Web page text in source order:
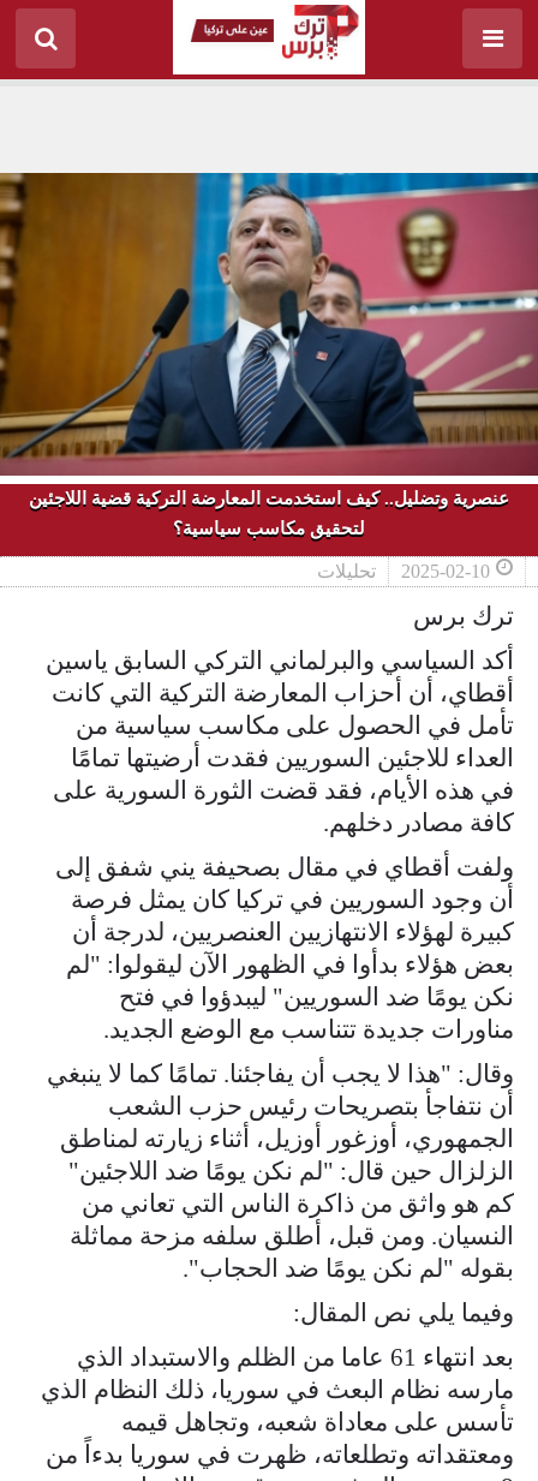
عنصرية وتضليل.. كيف استخدمت المعارضة التركية قضية اللاجئين
لتحقيق مكاسب سياسية؟
2025-02-10 تحليلات
ترك برس
أكد السياسي والبرلماني التركي السابق ياسين
أقطاي، أن أحزاب المعارضة التركية التي كانت
تأمل في الحصول على مكاسب سياسية من
العداء للاجئين السوريين فقدت أرضيتها تمامًا
في هذه الأيام، فقد قضت الثورة السورية على
كافة مصادر دخلهم.
ولفت أقطاي في مقال بصحيفة يني شفق إلى
أن وجود السوريين في تركيا كان يمثل فرصة
كبيرة لهؤلاء الانتهازيين العنصريين، لدرجة أن
بعض هؤلاء بدأوا في الظهور الآن ليقولوا: "لم
نكن يومًا ضد السوريين" ليبدؤوا في فتح
مناورات جديدة تتناسب مع الوضع الجديد.
وقال: "هذا لا يجب أن يفاجئنا. تمامًا كما لا ينبغي
أن نتفاجأ بتصريحات رئيس حزب الشعب
الجمهوري، أوزغور أوزيل، أثناء زيارته لمناطق
الزلزال حين قال: "لم نكن يومًا ضد اللاجئين"
كم هو واثق من ذاكرة الناس التي تعاني من
النسيان. ومن قبل، أطلق سلفه مزحة مماثلة
بقوله "لم نكن يومًا ضد الحجاب".
وفيما يلي نص المقال:
بعد انتهاء 61 عاما من الظلم والاستبداد الذي
مارسه نظام البعث في سوريا، ذلك النظام الذي
تأسس على معاداة شعبه، وتجاهل قيمه
ومعتقداته وتطلعاته، ظهرت في سوريا بدءاً من